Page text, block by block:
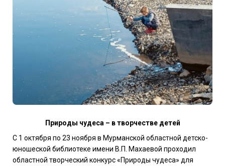
Природы чудеса – в творчестве детей
С 1 октября по 23 ноября в Мурманской областной детско-
юношеской библиотеке имени В.П. Махаевой проходил
областной творческий конкурс «Природы чудеса» для